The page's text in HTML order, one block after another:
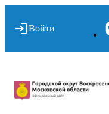
Войти